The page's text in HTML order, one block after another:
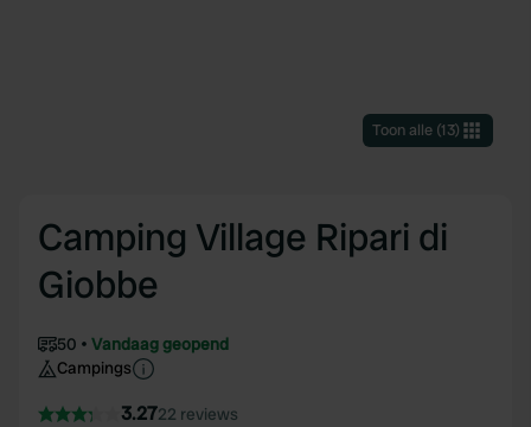
Toon alle(13)
Camping Village Ripari di
Giobbe
50
Vandaag geopend
Campings
3.2722 reviews